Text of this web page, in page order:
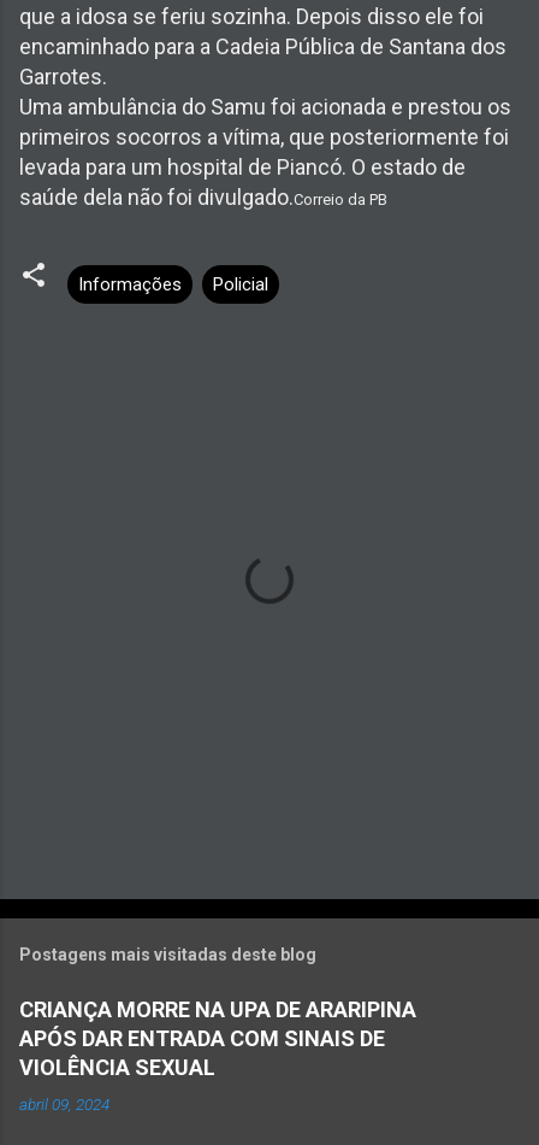
que a idosa se feriu sozinha. Depois disso ele foi
encaminhado para a Cadeia Pública de Santana dos
Garrotes.
Uma ambulância do Samu foi acionada e prestou os
primeiros socorros a vítima, que posteriormente foi
levada para um hospital de Piancó. O estado de
saúde dela não foi divulgado.Correio da PB
Informações Policial
Postagens mais visitadas deste blog
CRIANÇA MORRE NA UPA DE ARARIPINA
APÓS DAR ENTRADA COM SINAIS DE
VIOLÊNCIA SEXUAL
abril 09, 2024